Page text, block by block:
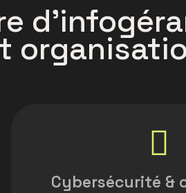
Cybersécurité &